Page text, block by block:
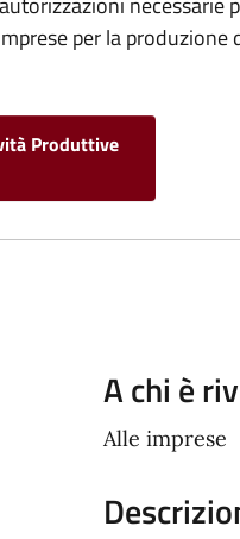
per la produzione
Produttive
A chi è
Alle imprese